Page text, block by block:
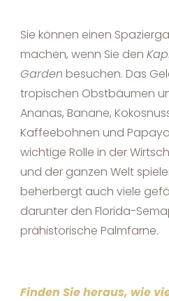
Sie können einen
machen, wenn Sie den
Garden besuchen. Das
tropischen Obstbäumen
Ananas, Banane,
Kaffeebohnen und
wichtige Rolle in der
und der ganzen Welt
beherbergt auch viele
darunter den Florida-
prähistorische Palmfarne.
Finden Sie heraus, wie